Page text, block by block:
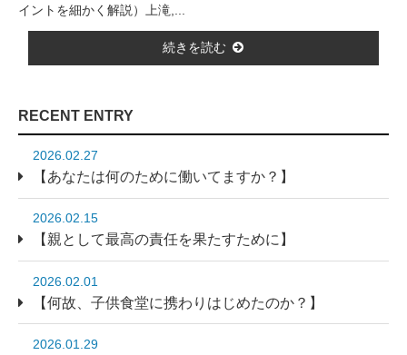
イントを細かく解説）上滝,...
続きを読む
RECENT ENTRY
2026.02.27
【あなたは何のために働いてますか？】
2026.02.15
【親として最高の責任を果たすために】
2026.02.01
【何故、子供食堂に携わりはじめたのか？】
2026.01.29